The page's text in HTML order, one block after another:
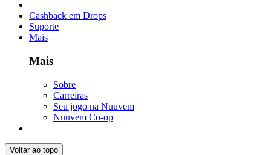
Cashback em Drops
Suporte
Mais
Mais
Sobre
Carreiras
Seu jogo na Nuuvem
Nuuvem Co-op
Voltar ao topo